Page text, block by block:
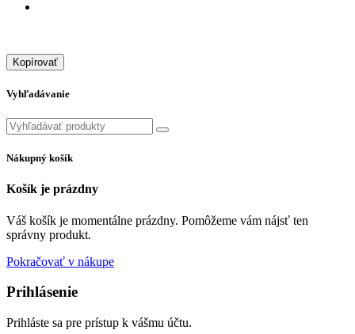
Kopírovať
Vyhľadávanie
Nákupný košík
Košík je prázdny
Váš košík je momentálne prázdny. Pomôžeme vám nájsť ten
správny produkt.
Pokračovať v nákupe
Prihlásenie
Prihláste sa pre prístup k vášmu účtu.